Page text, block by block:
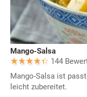
Mango-Salsa
144
Mango-Salsa ist
leicht zubereitet.